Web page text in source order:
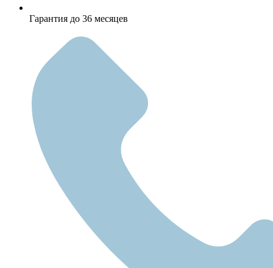
Гарантия до 36 месяцев